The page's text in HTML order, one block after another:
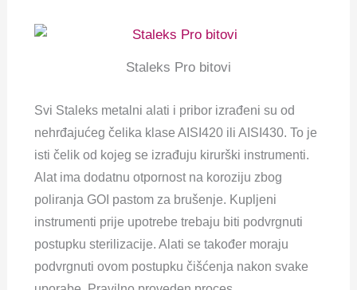
Staleks Pro bitovi
Svi Staleks metalni alati i pribor izrađeni su od
nehrđajućeg čelika klase AISI420 ili AISI430. To je
isti čelik od kojeg se izrađuju kirurški instrumenti.
Alat ima dodatnu otpornost na koroziju zbog
poliranja GOI pastom za brušenje. Kupljeni
instrumenti prije upotrebe trebaju biti podvrgnuti
postupku sterilizacije. Alati se također moraju
podvrgnuti ovom postupku čišćenja nakon svake